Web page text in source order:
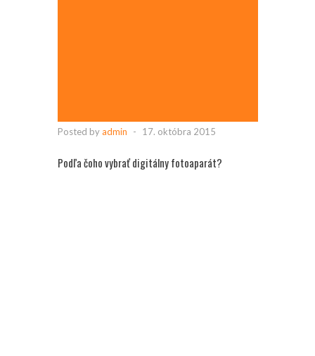
Posted byadmin - 17. októbra 2015
Podľa čoho vybrať digitálny fotoaparát?